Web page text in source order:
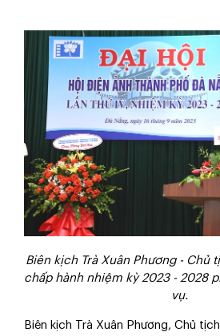
Biên kịch Trà Xuân Phương - Chủ
chấp hành nhiệm kỳ 2023 - 2028
vụ.
Biên kịch Trà Xuân Phương, Chủ